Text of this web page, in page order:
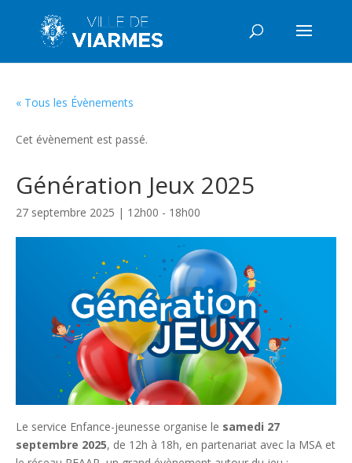
« Tous les Évènements
Cet évènement est passé.
Génération Jeux 2025
27 septembre 2025 | 12h00 - 18h00
Le service Enfance-jeunesse organise le samedi 27
septembre 2025, de 12h à 18h, en partenariat avec la MSA et